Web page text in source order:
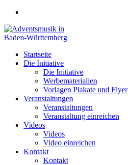
Zum
springen
Startseite
Die Initiative
Die Initiative
Werbematerialien
Vorlagen Plakate und Flyer
Veranstaltungen
Veranstaltungen
Veranstaltung einreichen
Videos
Videos
Video einreichen
Kontakt
Kontakt